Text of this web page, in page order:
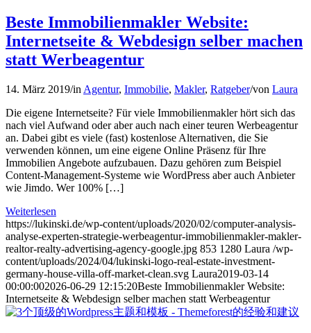
Beste Immobilienmakler Website:
Internetseite & Webdesign selber machen
statt Werbeagentur
14. März 2019/in Agentur, Immobilie, Makler, Ratgeber/von Laura
Die eigene Internetseite? Für viele Immobilienmakler hört sich das
nach viel Aufwand oder aber auch nach einer teuren Werbeagentur
an. Dabei gibt es viele (fast) kostenlose Alternativen, die Sie
verwenden können, um eine eigene Online Präsenz für Ihre
Immobilien Angebote aufzubauen. Dazu gehören zum Beispiel
Content-Management-Systeme wie WordPress aber auch Anbieter
wie Jimdo. Wer 100% […]
Weiterlesen
https://lukinski.de/wp-content/uploads/2020/02/computer-analysis-
analyse-experten-strategie-werbeagentur-immobilienmakler-makler-
realtor-realty-advertising-agency-google.jpg 853 1280 Laura /wp-
content/uploads/2024/04/lukinski-logo-real-estate-investment-
germany-house-villa-off-market-clean.svg Laura2019-03-14
00:00:002026-06-29 12:15:20Beste Immobilienmakler Website:
Internetseite & Webdesign selber machen statt Werbeagentur